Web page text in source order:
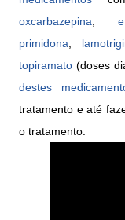
oxcarbazepina
primidona
topiramato (doses
destes
tratamento e até
o tratamento.